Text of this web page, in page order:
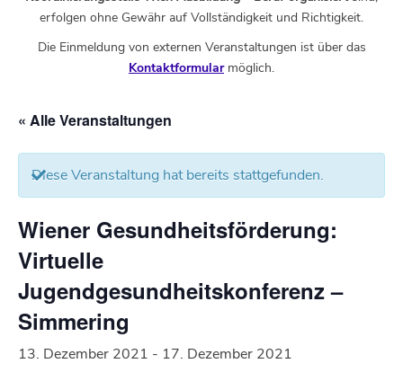
erfolgen ohne Gewähr auf Vollständigkeit und Richtigkeit.
Die Einmeldung von externen Veranstaltungen ist über das
Kontaktformularmöglich.
« Alle Veranstaltungen
Diese Veranstaltung hat bereits stattgefunden.
Wiener Gesundheitsförderung:
Virtuelle
Jugendgesundheitskonferenz –
Simmering
13. Dezember 2021 - 17. Dezember 2021